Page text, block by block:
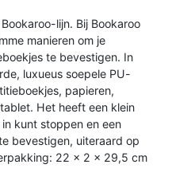
lijn. Bij Bookaroo
manieren om je
te bevestigen. In
luxueus soepele PU-
papieren,
Het heeft een klein
kunt stoppen en een
bevestigen, uiteraard op
22 x 2 x 29,5 cm